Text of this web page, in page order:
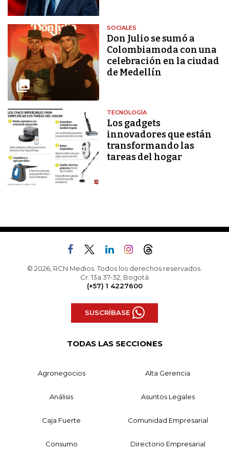
SOCIALES
Don Julio se sumó a
Colombiamoda con una
celebración en la ciudad
de Medellín
TECNOLOGÍA
Los gadgets
innovadores que están
transformando las
tareas del hogar
© 2026, RCN Medios. Todos los derechos reservados.
Cr. 13a 37-32, Bogotá
(+57) 1 4227600
SUSCRÍBASE
TODAS LAS SECCIONES
Agronegocios Alta Gerencia
Análisis Asuntos Legales
Caja Fuerte Comunidad Empresarial
Consumo Directorio Empresarial